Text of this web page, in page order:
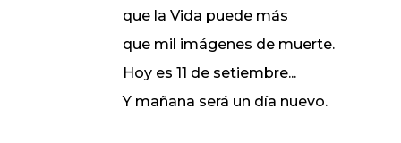
que la Vida puede más
que mil imágenes de muerte.
Hoy es 11 de setiembre...
Y mañana será un día nuevo.